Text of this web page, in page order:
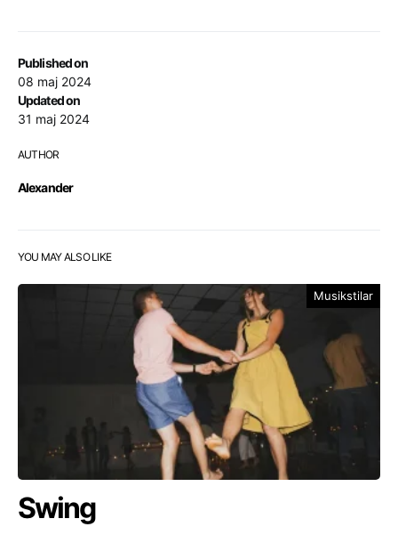
Published on
08 maj 2024
Updated on
31 maj 2024
AUTHOR
Alexander
YOU MAY ALSO LIKE
Musikstilar
Swing